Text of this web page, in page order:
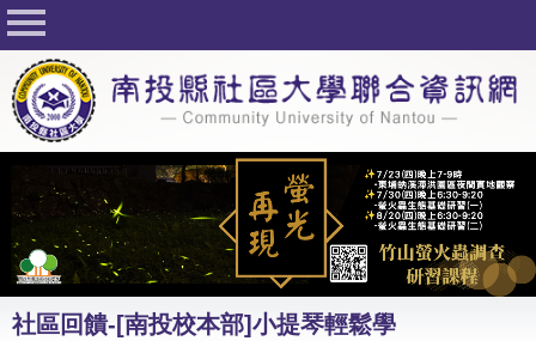
回首頁
關於社大
公佈欄
行事曆
最新活動
活動花絮
課程一覽表
社區回饋-[南投校本部]小提琴輕鬆學